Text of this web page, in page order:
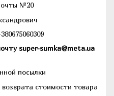
№20
super-sumka@meta.ua
посылки
стоимости товара